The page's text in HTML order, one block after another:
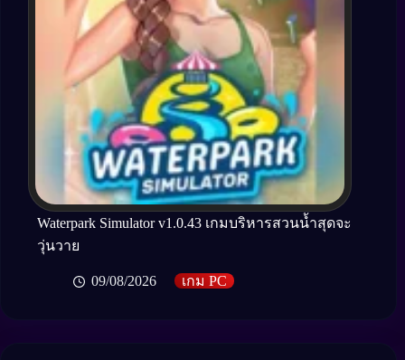
Waterpark Simulator v1.0.43 เกมบริหารสวนน้ำสุดจะ
วุ่นวาย
09/08/2026 เกม PC